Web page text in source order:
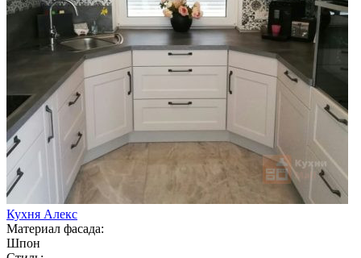
Кухня Алекс
Материал фасада:
Шпон